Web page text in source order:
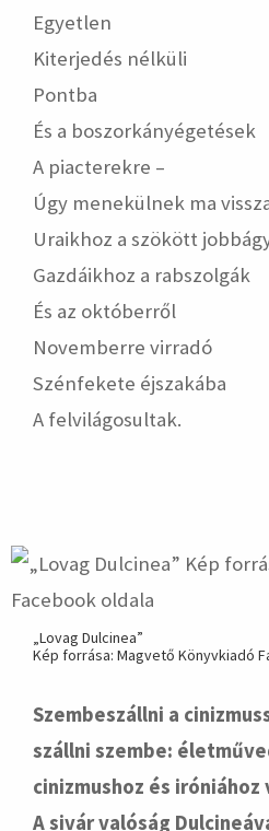
Egyetlen
Kiterjedés nélküli
Pontba
És a boszorkányégetések
A piacterekre –
Úgy menekülnek ma
Uraikhoz a szökött
Gazdáikhoz a rabszolgák
És az októberről
Novemberre virradó
Szénfekete éjszakába
A felvilágosultak.
„Lovag Dulcinea”
Kép forrása: Magvető Könyvkiadó
Szembeszállni a
szállni szembe:
cinizmushoz és
A sivár valóság